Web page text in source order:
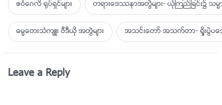
ဧဝံေဂလိ ႐ုပ္ရွင္မ်ား တရားေဒႆနာအတြဲမ်ား- ယုံၾကည္ျခင္း၌ သမၼာတ
ဓမၼေတးသံက်ဴး ဗီဒီယို အတြဲမ်ား အသင္းေတာ္ အသက္တာ- ရႈိးပြဲ
Leave a Reply